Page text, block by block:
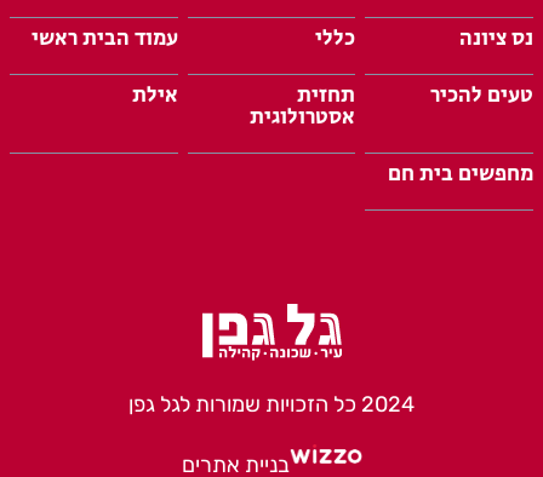
נס ציונה
כללי
עמוד הבית ראשי
טעים להכיר
תחזית
אסטרולוגית
אילת
מחפשים בית חם
2024 כל הזכויות שמורות לגל גפן
בניית אתרים